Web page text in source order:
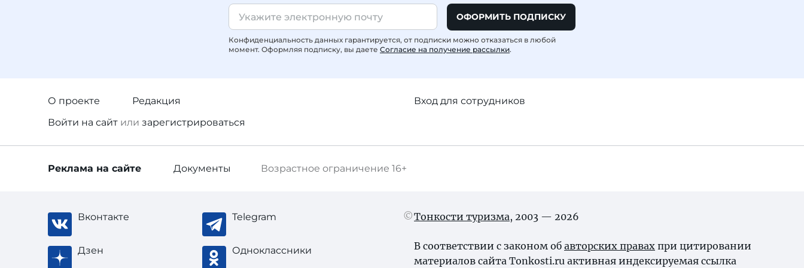
ОФОРМИТЬ ПОДПИСКУ
Конфиденциальность данных гарантируется, от подписки можно отказаться в любой
момент. Оформляя подписку, вы даете Согласие на получение рассылки.
О проекте
Редакция
Войти на сайт или зарегистрироваться
Вход для сотрудников
Возрастное ограничение 16+
Реклама на сайте Документы
Вконтакте Telegram
Дзен Одноклассники
Тонкости туризма, 2003 — 2026
В соответствии с законом об авторских правах при цитировании
материалов сайта Tonkosti.ru активная индексируемая ссылка